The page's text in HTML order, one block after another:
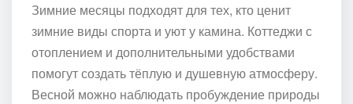
Зимние месяцы подходят для тех, кто ценит
зимние виды спорта и уют у камина. Коттеджи с
отоплением и дополнительными удобствами
помогут создать тёплую и душевную атмосферу.
Весной можно наблюдать пробуждение природы